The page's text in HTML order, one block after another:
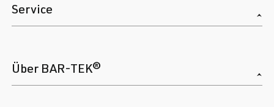
Service
Über BAR-TEK®